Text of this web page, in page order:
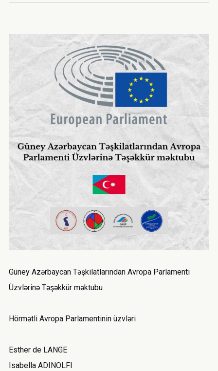
Güney Azərbaycan Təşkilatlarından Avropa Parlamenti
Üzvlərinə Təşəkkür məktubu
Hörmətli Avropa Parlamentinin üzvləri
Esther de LANGE
Isabella ADINOLFI